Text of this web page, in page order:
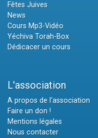
Fêtes Juives
News
Cours Mp3-Vidéo
Yéchiva Torah-Box
Dédicacer un cours
L'association
A propos de l'association
Faire un don !
Mentions légales
Nous contacter